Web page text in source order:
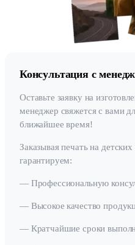
Консультация с
Оставьте заявку на
менеджер свяжется с вами
ближайшее время!
Заказывая печать на
гарантируем:
— Профессиональную
— Высокое качество
— Кратчайшие сроки